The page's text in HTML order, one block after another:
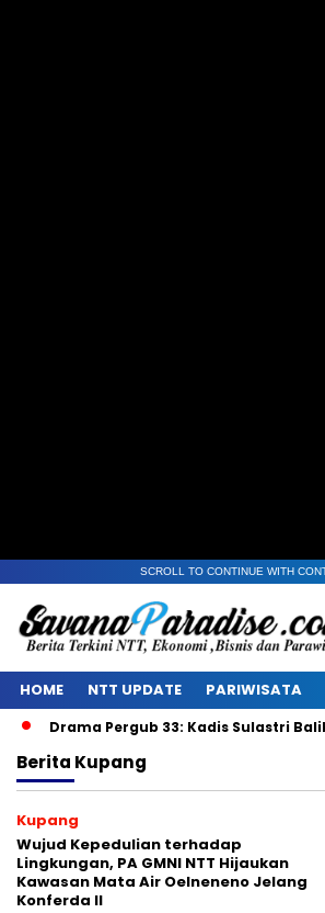
SCROLL TO CONTINUE WITH
HOME NTT UPDATE PARIWISATA
Drama Pergub 33: Kadis Sulastri Balik
Berita Kupang
Kupang
Wujud Kepedulian terhadap
Lingkungan, PA GMNI NTT Hijaukan
Kawasan Mata Air Oelneneno Jelang
Konferda II